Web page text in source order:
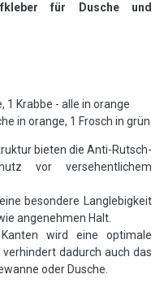
für Dusche und
1 Krabbe - alle in orange
in orange, 1 Frosch in grün
bieten die Anti-Rutsch-
vor versehentlichem
besondere Langlebigkeit
angenehmen Halt.
wird eine optimale
dadurch auch das
oder Dusche.